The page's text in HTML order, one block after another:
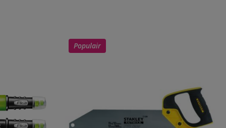
Populair